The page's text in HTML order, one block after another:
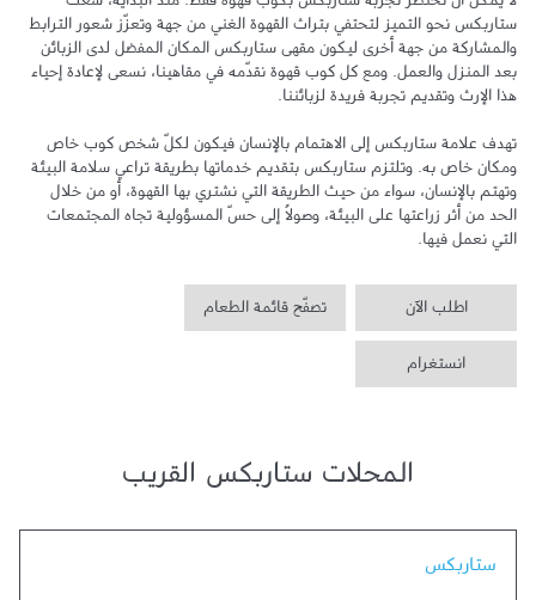
التي نعمل فيها.
اطلب الآن تصفّح قائمة الطعام
انستغرام
المحلات ستاربكس القريب
ستاربكس